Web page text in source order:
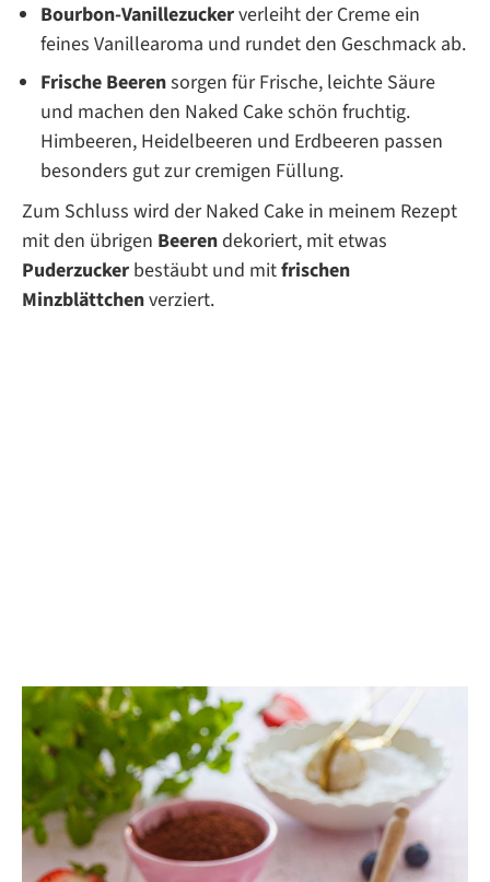
Bourbon-Vanillezuckerverleiht der Creme ein
feines Vanillearoma und rundet den Geschmack ab.
Frische Beerensorgen für Frische, leichte Säure
und machen den Naked Cake schön fruchtig.
Himbeeren, Heidelbeeren und Erdbeeren passen
besonders gut zur cremigen Füllung.
Zum Schluss wird der Naked Cake in meinem Rezept
mit den übrigen Beerendekoriert, mit etwas
Puderzucker bestäubt und mitfrischen
Minzblättchenverziert.